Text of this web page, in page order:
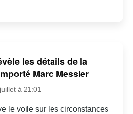
les détails de la
Marc Messier
à 21:01
le voile sur les circonstances